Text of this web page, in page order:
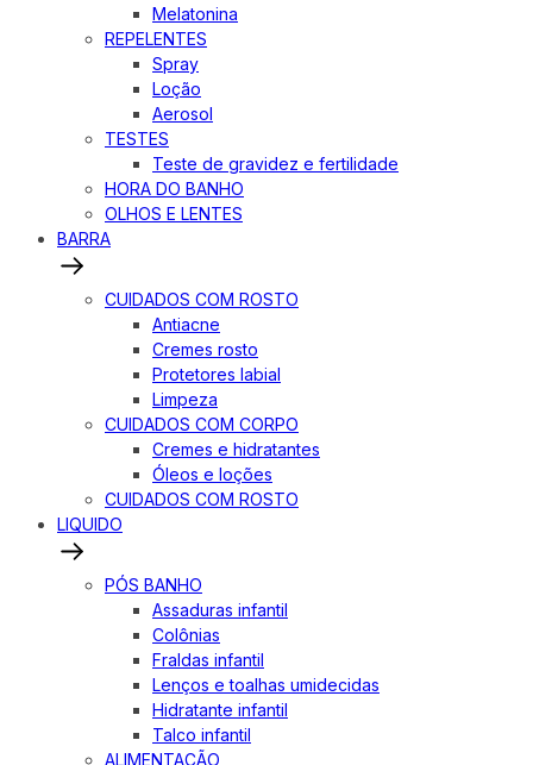
Melatonina
REPELENTES
Spray
Loção
Aerosol
TESTES
Teste de gravidez e fertilidade
HORA DO BANHO
OLHOS E LENTES
BARRA
CUIDADOS COM ROSTO
Antiacne
Cremes rosto
Protetores labial
Limpeza
CUIDADOS COM CORPO
Cremes e hidratantes
Óleos e loções
CUIDADOS COM ROSTO
LIQUIDO
PÓS BANHO
Assaduras infantil
Colônias
Fraldas infantil
Lenços e toalhas umidecidas
Hidratante infantil
Talco infantil
ALIMENTAÇÃO